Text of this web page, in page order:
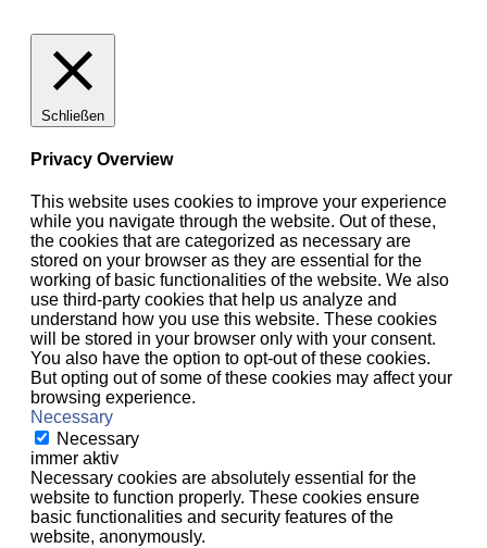
Schließen
Privacy Overview
This website uses cookies to improve your experience
while you navigate through the website. Out of these,
the cookies that are categorized as necessary are
stored on your browser as they are essential for the
working of basic functionalities of the website. We also
use third-party cookies that help us analyze and
understand how you use this website. These cookies
will be stored in your browser only with your consent.
You also have the option to opt-out of these cookies.
But opting out of some of these cookies may affect your
browsing experience.
Necessary
Necessary
immer aktiv
Necessary cookies are absolutely essential for the
website to function properly. These cookies ensure
basic functionalities and security features of the
website, anonymously.